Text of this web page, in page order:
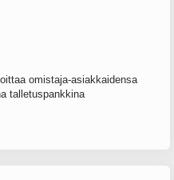
omistaja-asiakkaidensa
talletuspankkina